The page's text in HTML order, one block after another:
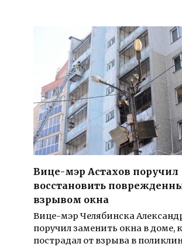
Вице-мэр Астахов поручил
восстановить
взрывом окна
Вице-мэр Челябинска
поручил заменить окна в доме,
пострадал от взрыва в